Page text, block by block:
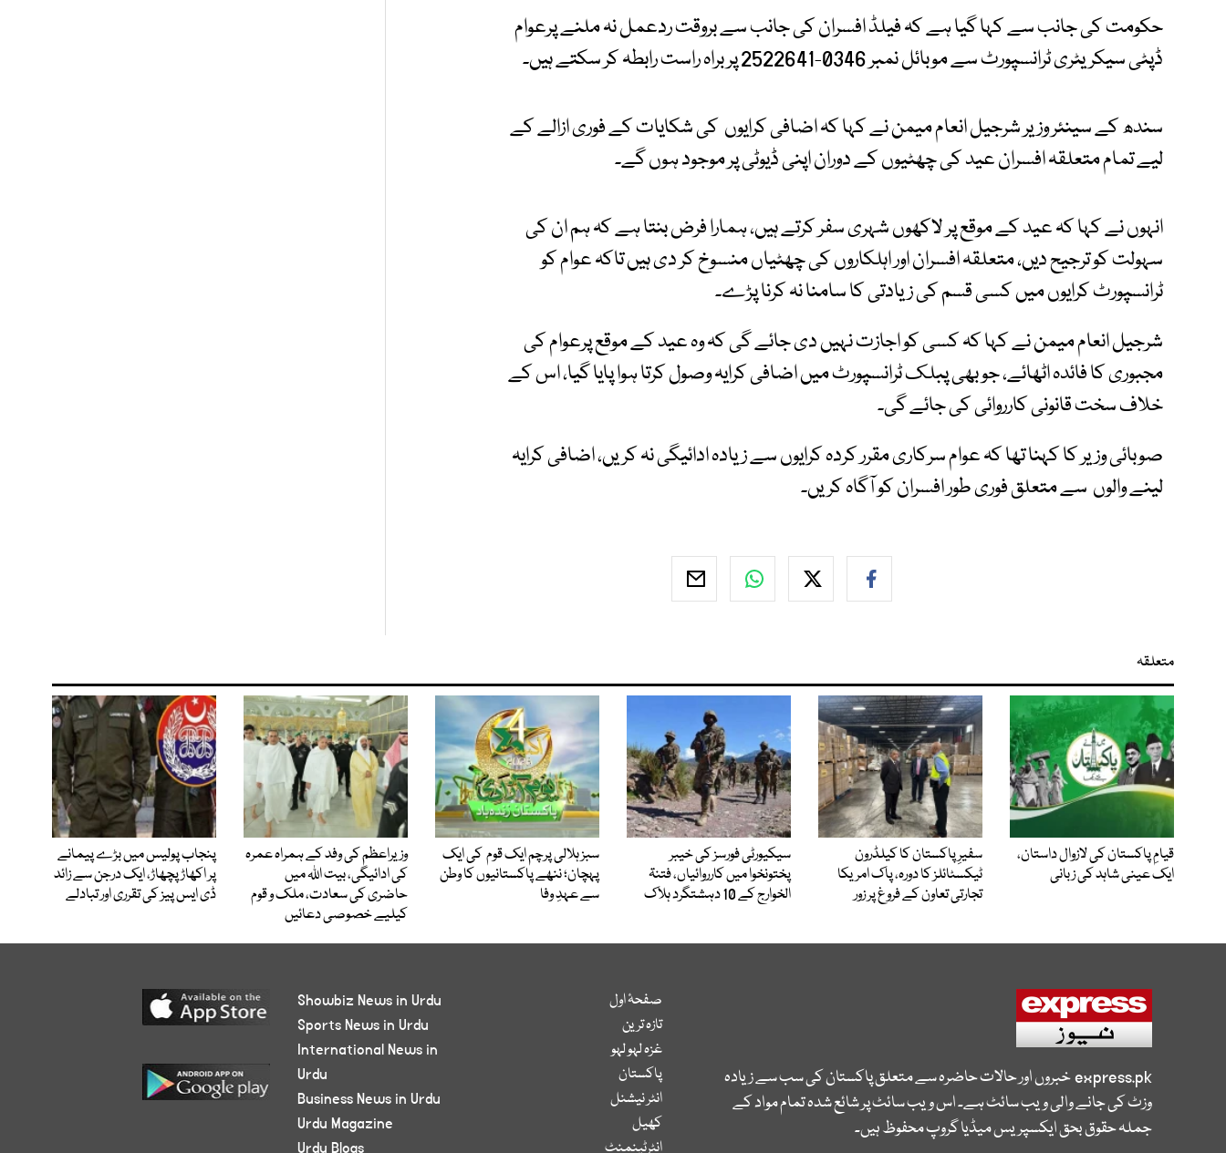
حکومت کی جانب سے کہا گیا ہے کہ فیلڈ افسران کی جانب سے بروقت ردعمل نہ ملنے پرعوام
ڈپٹی سیکریٹری ٹرانسپورٹ سے موبائل نمبر 0346-2522641 پر براہ راست رابطہ کر سکتے ہیں۔
سندھ کے سینئر وزیر شرجیل انعام میمن نے کہا کہ اضافی کرایوں کی شکایات کے فوری ازالے کے
لیے تمام متعلقہ افسران عید کی چھٹیوں کے دوران اپنی ڈیوٹی پر موجود ہوں گے۔
انہوں نے کہا کہ عید کے موقع پر لاکھوں شہری سفر کرتے ہیں، ہمارا فرض بنتا ہے کہ ہم ان کی
سہولت کو ترجیح دیں، متعلقہ افسران اور اہلکاروں کی چھٹیاں منسوخ کر دی ہیں تاکہ عوام کو
ٹرانسپورٹ کرایوں میں کسی قسم کی زیادتی کا سامنا نہ کرنا پڑے۔
شرجیل انعام میمن نے کہا کہ کسی کو اجازت نہیں دی جائے گی کہ وہ عید کے موقع پرعوام کی
مجبوری کا فائدہ اٹھائے، جو بھی پبلک ٹرانسپورٹ میں اضافی کرایہ وصول کرتا ہوا پایا گیا، اس کے
خلاف سخت قانونی کارروائی کی جائے گی۔
صوبائی وزیر کا کہنا تھا کہ عوام سرکاری مقرر کردہ کرایوں سے زیادہ ادائیگی نہ کریں، اضافی کرایہ
لینے والوں سے متعلق فوری طور افسران کو آگاہ کریں۔
متعلقہ
قیامِ پاکستان کی لازوال داستان،
ایک عینی شاہد کی زبانی
سفیرِ پاکستان کا کیلڈرون
ٹیکسٹائلز کا دورہ، پاک امریکا
تجارتی تعاون کے فروغ پر زور
سیکیورٹی فورسز کی خیبر
پختونخوا میں کارروائیاں، فتنۃ
الخوارج کے 10 دہشتگرد ہلاک
سبز ہلالی پرچم ایک قوم کی ایک
پہچان؛ ننھے پاکستانیوں کا وطن
سے عہدِ وفا
وزیراعظم کی وفد کے ہمراہ عمرہ
کی ادائیگی، بیت اللہ میں
حاضری کی سعادت، ملک و قوم
کیلیے خصوصی دعائیں
پنجاب پولیس میں بڑے پیمانے
پر اکھاڑ پچھاڑ، ایک درجن سے زائد
ڈی ایس پیز کی تقرری اور تبادلے
express.pkخبروں اور حالات حاضرہ سے متعلق پاکستان کی سب سے زیادہ
وزٹ کی جانے والی ویب سائٹ ہے۔ اس ویب سائٹ پر شائع شدہ تمام مواد کے
جملہ حقوق بحق ایکسپریس میڈیا گروپ محفوظ ہیں۔
صفحۂ اول
تازہ ترین
غزہ لہو لہو
پاکستان
انٹر نیشنل
کھیل
انٹرٹینمنٹ
Showbiz News in Urdu
Sports News in Urdu
International News in
Urdu
Business News in Urdu
Urdu Magazine
Urdu Blogs